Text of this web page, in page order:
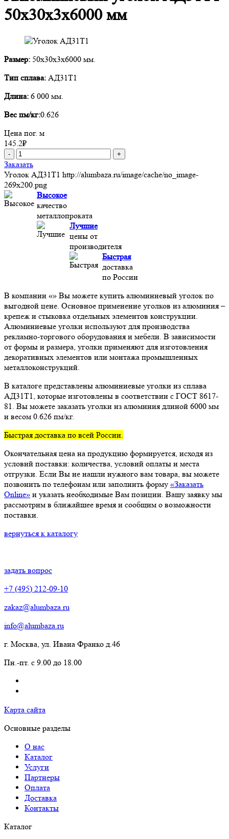
50х30х3х6000 мм
Размер: 50х30х3х6000 мм.
Тип сплава: АД31Т1
Длина: 6 000 мм.
Вес пм/кг:0.626
Цена пог. м
145.2₽
- +
Заказать
Уголок АД31Т1 http://alumbaza.ru/image/cache/no_image-
269x200.png
Высокое
качество
металлопроката
Лучшие
цены от
производителя
Быстрая
доставка
по России
В компании «» Вы можете купить алюминиевый уголок по
выгодной цене. Основное применение уголков из алюминия –
крепеж и стыковка отдельных элементов конструкции.
Алюминиевые уголки используют для производства
рекламно-торгового оборудования и мебели. В зависимости
от формы и размера, уголки применяют для изготовления
декоративных элементов или монтажа промышленных
металлоконструкций.
В каталоге представлены алюминиевые уголки из сплава
АД31Т1, которые изготовлены в соответствии с ГОСТ 8617-
81. Вы можете заказать уголки из алюминия длиной 6000 мм
и весом 0.626 пм/кг.
Быстрая доставка по всей России.
Окончательная цена на продукцию формируется, исходя из
условий поставки: количества, условий оплаты и места
отгрузки. Если Вы не нашли нужного вам товара, вы можете
позвонить по телефонам или заполнить форму «Заказать
Online» и указать необходимые Вам позиции. Вашу заявку мы
рассмотрим в ближайшее время и сообщим о возможности
поставки.
вернуться к каталогу
задать вопрос
+7 (495) 212-09-10
zakaz@alumbaza.ru
info@alumbaza.ru
г. Москва, ул. Ивана Франко д.46
Пн.-пт. с 9.00 до 18.00
Карта сайта
Основные разделы
О нас
Каталог
Услуги
Партнеры
Оплата
Доставка
Контакты
Каталог